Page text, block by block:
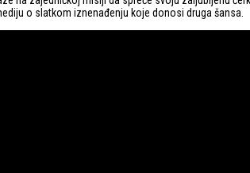
o slatkom iznenađenju koje donosi druga šansa.